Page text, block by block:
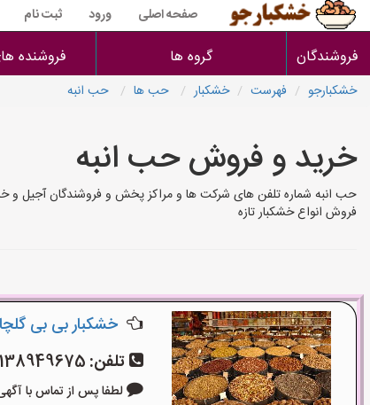
صفحه اصلی ورود ثبت نام
فروشندگان گروه ها فروشنده
خشکبارجو فهرست خشکبار حب ها حب انبه
خرید و فروش حب انبه
حب انبه شماره تلفن های شرکت ها و مراکز پخش و فروشندگان آجیل و
فروش انواع خشکبار تازه
خشکبار بی بی
تلفن:
لطفا پس از تماس با آگهی